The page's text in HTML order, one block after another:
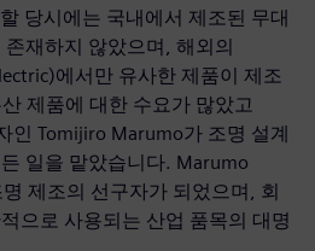
당시에는 국내에서 제조된 무대
재하지 않았으며, 해외의
에서만 유사한 제품이 제조
제품에 대한 수요가 많았고
인 Tomijiro Marumo가 조명 설계
일을 맡았습니다. Marumo
제조의 선구자가 되었으며, 회
으로 사용되는 산업 품목의 대명